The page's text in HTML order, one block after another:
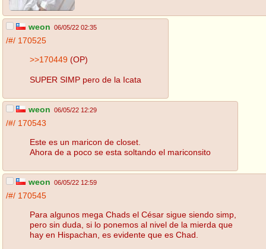
weon 06/05/22 02:35
/#/ 170525
>>170449 (OP)
SUPER SIMP pero de la Icata
weon 06/05/22 12:29
/#/ 170543
Este es un maricon de closet.
Ahora de a poco se esta soltando el mariconsito
weon 06/05/22 12:59
/#/ 170545
Para algunos mega Chads el César sigue siendo simp,
pero sin duda, si lo ponemos al nivel de la mierda que
hay en Hispachan, es evidente que es Chad.